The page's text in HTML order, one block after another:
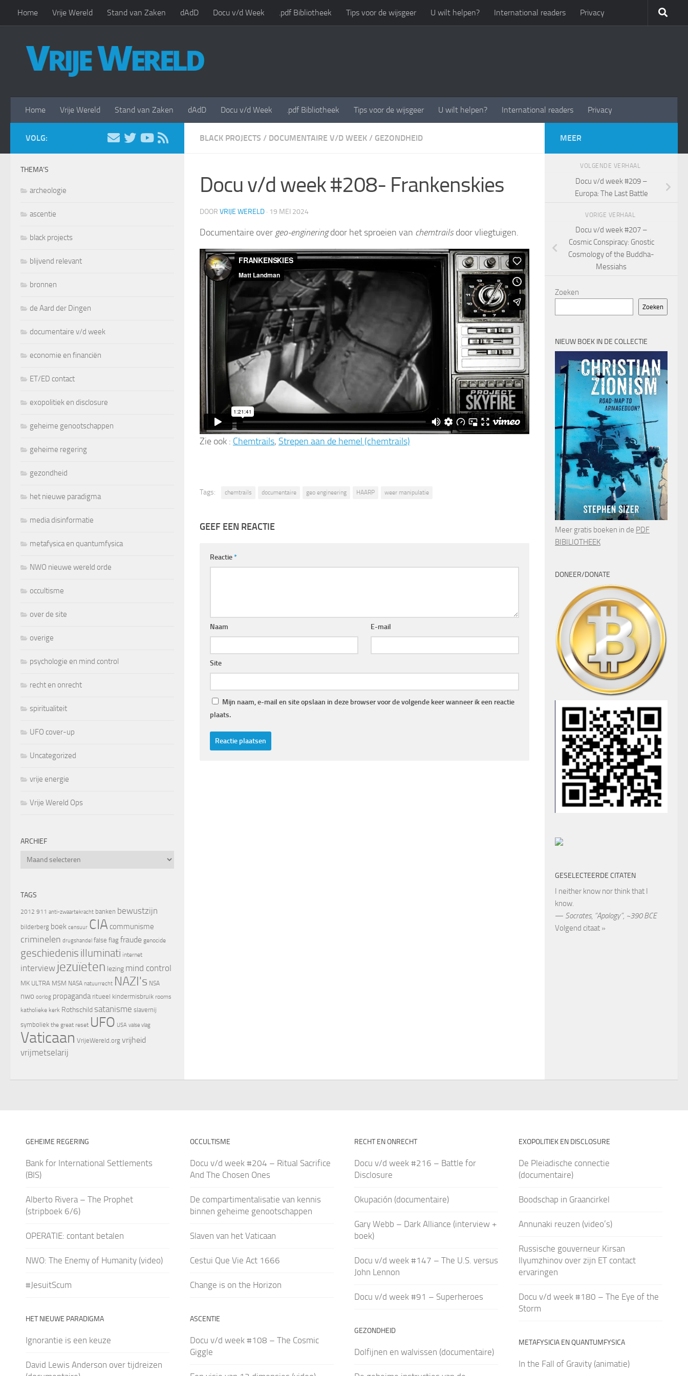
Doorgaan naar inhoud
Home Vrije Wereld Stand van Zaken dAdD Docu v/d Week .pdf Bibliotheek Tips voor de wijsgeer U wilt helpen? International readers Privacy
Home Vrije Wereld Stand van Zaken dAdD Docu v/d Week .pdf Bibliotheek Tips voor de wijsgeer U wilt helpen? International readers Privacy
BLACK PROJECTS / DOCUMENTAIRE V/D WEEK / GEZONDHEID
Docu v/d week #208- Frankenskies
DOOR VRIJE WERELD · 19 MEI 2024
Documentaire over geo-engineringdoor het sproeien van chemtrailsdoor vliegtuigen.
Zie ook : Chemtrails, Strepen aan de hemel (chemtrails)
Tags: chemtrails documentaire geo engineering HAARP weer manipulatie
GEEF EEN REACTIE
Reactie*
Naam E-mail
Site
Mijn naam, e-mail en site opslaan in deze browser voor de volgende keer wanneer ik een reactie
plaats.
VOLG:
THEMA’S
archeologie
ascentie
black projects
blijvend relevant
bronnen
de Aard der Dingen
documentaire v/d week
economie en financiën
ET/ED contact
exopolitiek en disclosure
geheime genootschappen
geheime regering
gezondheid
het nieuwe paradigma
media disinformatie
metafysica en quantumfysica
NWO nieuwe wereld orde
occultisme
over de site
overige
psychologie en mind control
recht en onrecht
spiritualiteit
UFO cover-up
Uncategorized
vrije energie
Vrije Wereld Ops
ARCHIEF
Archief
TAGS
2012 911 anti-zwaartekracht banken bewustzijn
bilderberg boek censuur CIA communisme
criminelen drugshandel false flag fraude genocide
geschiedenis illuminati internet
interview jezuïeten lezing mind control
MK ULTRA MSM NASA natuurrecht NAZI's NSA
nwo oorlog propaganda ritueel kindermisbruik rooms
katholieke kerk Rothschild satanisme slavernij
symboliek the great reset UFO USA valse vlag
Vaticaan VrijeWereld.org vrijheid
vrijmetselarij
MEER
VOLGENDE VERHAAL
Docu v/d week #209 –
Europa: The Last Battle
VORIGE VERHAAL
Docu v/d week #207 –
Cosmic Conspiracy: Gnostic
Cosmology of the Buddha-
Messiahs
Zoeken
Zoeken
NIEUW BOEK IN DE COLLECTIE
Meer gratis boeken in de PDF
BIBILIOTHEEK
DONEER/DONATE
GESELECTEERDE CITATEN
I neither know nor think that I
know.
— Socrates, “Apology”, ~390 BCE
Volgend citaat »
GEHEIME REGERING
Bank for International Settlements
(BIS)
Alberto Rivera – The Prophet
(stripboek 6/6)
OPERATIE: contant betalen
NWO: The Enemy of Humanity (video)
#JesuitScum
HET NIEUWE PARADIGMA
Ignorantie is een keuze
David Lewis Anderson over tijdreizen
OCCULTISME
Docu v/d week #204 – Ritual Sacrifice
And The Chosen Ones
De compartimentalisatie van kennis
binnen geheime genootschappen
Slaven van het Vaticaan
Cestui Que Vie Act 1666
Change is on the Horizon
ASCENTIE
Docu v/d week #108 – The Cosmic
Giggle
RECHT EN ONRECHT
Docu v/d week #216 – Battle for
Disclosure
Okupación (documentaire)
Gary Webb – Dark Alliance (interview +
boek)
Docu v/d week #147 – The U.S. versus
John Lennon
Docu v/d week #91 – Superheroes
GEZONDHEID
Dolfijnen en walvissen (documentaire)
EXOPOLITIEK EN DISCLOSURE
De Pleiadische connectie
(documentaire)
Boodschap in Graancirkel
Annunaki reuzen (video’s)
Russische gouverneur Kirsan
Ilyumzhinov over zijn ET contact
ervaringen
Docu v/d week #180 – The Eye of the
Storm
METAFYSICIA EN QUANTUMFYSICA
In the Fall of Gravity (animatie)